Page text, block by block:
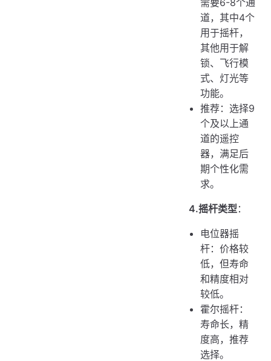
道，其中4个
用于摇杆，
其他用于解
锁、飞行模
式、灯光等
功能。
推荐：选择9
个及以上通
道的遥控
器，满足后
期个性化需
求。
4.摇杆类型 ：
电位器摇
杆：价格较
低，但寿命
和精度相对
较低。
霍尔摇杆：
寿命长，精
度高，推荐
选择。